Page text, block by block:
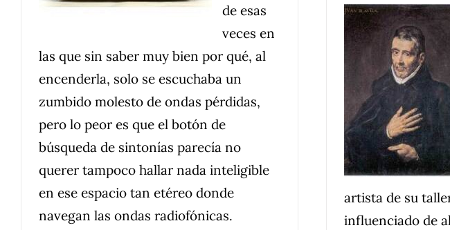
de esas
veces en
las que sin saber muy bien por qué, al
encenderla, solo se escuchaba un
zumbido molesto de ondas pérdidas,
pero lo peor es que el botón de
búsqueda de sintonías parecía no
querer tampoco hallar nada inteligible
en ese espacio tan etéreo donde
navegan las ondas radiofónicas.
artista de su
influenciado de